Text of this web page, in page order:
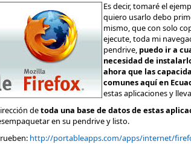
Es decir, tomaré el
quiero usarlo debo
mismo, que con solo
ejecute, toda mi
pendrive, puedo ir a
necesidad de
ahora que las
comunes aquí en
estas aplicaciones y
detoda una base de datos de estas
en su pendrive y listo.
http://portableapps.com/apps/internet/